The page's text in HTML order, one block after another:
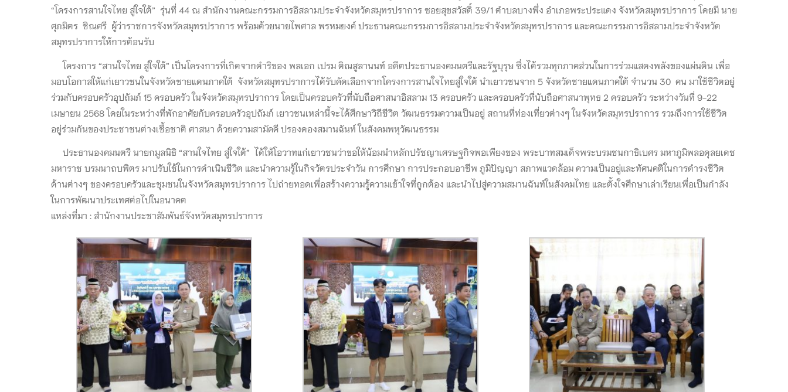
“โครงการสานใจไทย สู่ใจใต้” รุ่นที่ 44 ณ สำนักงานคณะกรรมการอิสลามประจำจังหวัดสมุทรปราการ ซอยสุขสวัสดิ์ 39/1 ตำบลบางพึ่ง อำเภอพระประแดง จังหวัดสมุทรปราการ โดยมี นาย
ศุภมิตร ชิณศรี ผู้ว่าราชการจังหวัดสมุทรปราการ พร้อมด้วยนายไพศาล พรหมยงค์ ประธานคณะกรรมการอิสลามประจำจังหวัดสมุทรปราการ และคณะกรรมการอิสลามประจำจังหวัด
สมุทรปราการให้การต้อนรับ
โครงการ “สานใจไทย สู่ใจใต้” เป็นโครงการที่เกิดจากดำริของ พลเอก เปรม ติณสูลานนท์ อดีตประธานองคมนตรีและรัฐบุรุษ ซึ่งได้รวมทุกภาคส่วนในการร่วมแสดงพลังของแผ่นดิน เพื่อ
มอบโอกาสให้แก่เยาวชนในจังหวัดชายแดนภาคใต้ จังหวัดสมุทรปราการได้รับคัดเลือกจากโครงการสานใจไทยสู่ใจใต้ นำเยาวชนจาก 5 จังหวัดชายแดนภาคใต้ จำนวน 30 คน มาใช้ชีวิตอยู่
ร่วมกับครอบครัวอุปถัมภ์ 15 ครอบครัว ในจังหวัดสมุทรปราการ โดยเป็นครอบครัวที่นับถือศาสนาอิสลาม 13 ครอบครัว และครอบครัวที่นับถือศาสนาพุทธ 2 ครอบครัว ระหว่างวันที่ 9-22
เมษายน 2568 โดยในระหว่างที่พักอาศัยกับครอบครัวอุปถัมภ์ เยาวชนเหล่านี้จะได้ศึกษาวิถีชีวิต วัฒนธรรมความเป็นอยู่ สถานที่ท่องเที่ยวต่างๆ ในจังหวัดสมุทรปราการ รวมถึงการใช้ชีวิต
อยู่ร่วมกันของประชาชนต่างเชื้อชาติ ศาสนา ด้วยความสามัคคี ปรองดองสมานฉันท์ ในสังคมพหุวัฒนธรรม
ประธานองคมนตรี นายกมูลนิธิ “สานใจไทย สู่ใจใต้” ได้ให้โอวาทแก่เยาวชนว่าขอให้น้อมนำหลักปรัชญาเศรษฐกิจพอเพียงของ พระบาทสมเด็จพระบรมชนกาธิเบศร มหาภูมิพลอดุลยเดช
มหาราช บรมนาถบพิตร มาปรับใช้ในการดำเนินชีวิต และนำความรู้ในกิจวัตรประจำวัน การศึกษา การประกอบอาชีพ ภูมิปัญญา สภาพแวดล้อม ความเป็นอยู่และทัศนคติในการดำรงชีวิต
ด้านต่างๆ ของครอบครัวและชุมชนในจังหวัดสมุทรปราการ ไปถ่ายทอดเพื่อสร้างความรู้ความเข้าใจที่ถูกต้อง และนำไปสู่ความสมานฉันท์ในสังคมไทย และตั้งใจศึกษาเล่าเรียนเพื่อเป็นกำลัง
ในการพัฒนาประเทศต่อไปในอนาคต
แหล่งที่มา : สำนักงานประชาสัมพันธ์จังหวัดสมุทรปราการ